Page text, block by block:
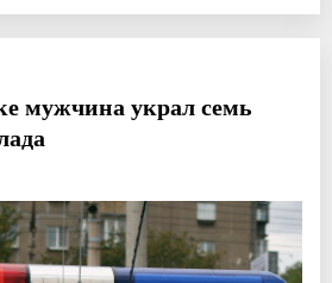
мужчина украл семь